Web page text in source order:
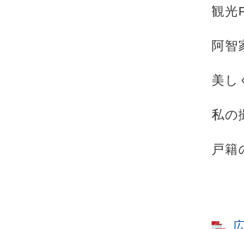
観光
阿智
美し
私の
戸籍